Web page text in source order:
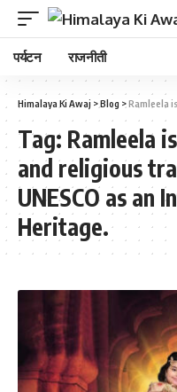
पर्यटन राजनीती
Himalaya Ki Awaj >Blog >Ramleela is a vibrant
Tag: Ramleela
and religious
UNESCO as an
Heritage.